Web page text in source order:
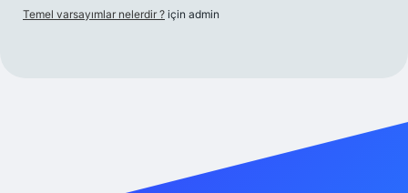
Temel varsayımlar nelerdir ? için admin